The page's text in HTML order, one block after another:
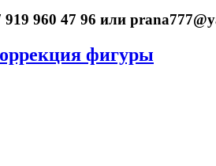
960 47 96 или
фигуры